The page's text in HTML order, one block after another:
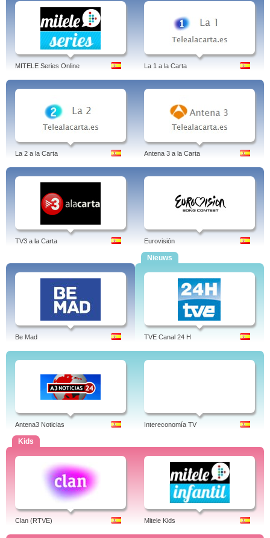
MITELE Series Online La 1 a la Carta
La 2 a la Carta Antena 3 a la Carta
TV3 a la Carta Eurovisión
Be Mad
Nieuws
TVE Canal 24 H
Antena3 Noticias Intereconomía TV
Kids
Clan (RTVE) Mitele Kids